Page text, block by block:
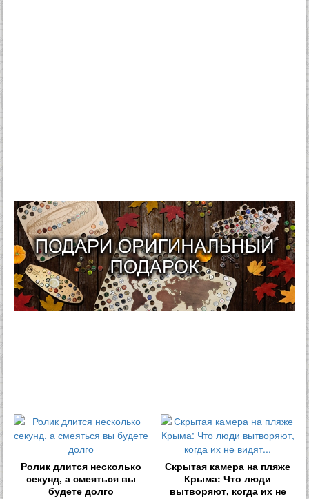
Ролик длится несколько
секунд, а смеяться вы
будете долго
Скрытая камера на пляже
Крыма: Что люди
вытворяют, когда их не